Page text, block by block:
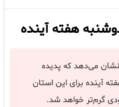
هفته آینده
می‌دهد که پدیده
آینده برای این استان
گرم‌تر خواهد شد.